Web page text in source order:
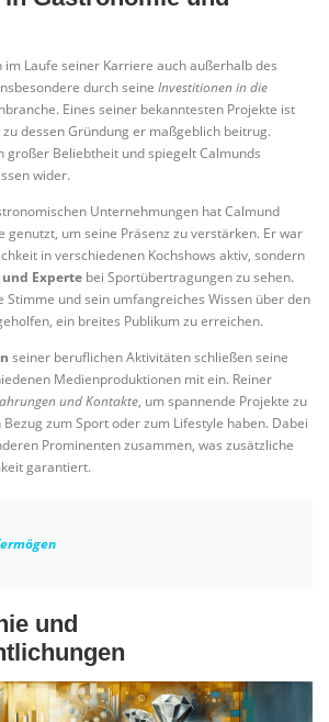
im Laufe seiner Karriere auch außerhalb des
durch seine Investitionen in die
Eines seiner bekanntesten Projekte ist
zu dessen Gründung er maßgeblich beitrug.
großer Beliebtheit und spiegelt Calmunds
wider.
Unternehmungen hat Calmund
genutzt, um seine Präsenz zu verstärken. Er war
in verschiedenen Kochshows aktiv, sondern
Experte bei Sportübertragungen zu sehen.
Stimme und sein umfangreiches Wissen über den
ein breites Publikum zu erreichen.
seiner beruflichen Aktivitäten schließen seine
Medienproduktionen mit ein. Reiner
und Kontakte, um spannende Projekte zu
zum Sport oder zum Lifestyle haben. Dabei
Prominenten zusammen, was zusätzliche
garantiert.
und